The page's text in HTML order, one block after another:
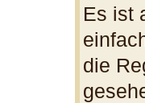
Es ist
die